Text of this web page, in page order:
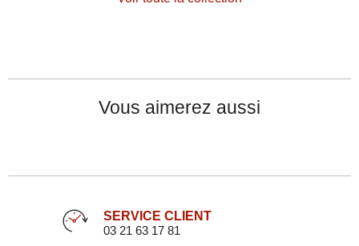
Vous aimerez aussi
SERVICE CLIENT
03 21 63 17 81